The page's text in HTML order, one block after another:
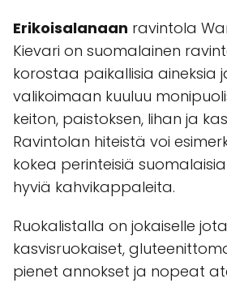
Erikoisalanaan ravintola
Kievari on suomalainen
korostaa paikallisia aineksia
valikoimaan kuuluu
keiton, paistoksen, lihan ja
Ravintolan hiteistä voi
kokea perinteisiä
hyviä kahvikappaleita.
Ruokalistalla on jokaiselle
kasvisruokaiset,
pienet annokset ja nopeat